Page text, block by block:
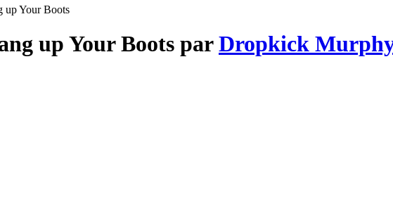
up Your Boots
up Your Boots parDropkick